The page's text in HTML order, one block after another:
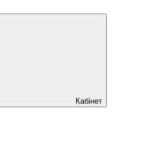
Кабінет